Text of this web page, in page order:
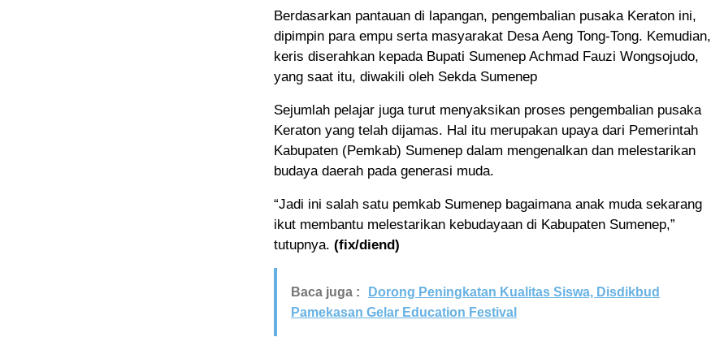
Berdasarkan pantauan di lapangan, pengembalian pusaka Keraton ini,
dipimpin para empu serta masyarakat Desa Aeng Tong-Tong. Kemudian,
keris diserahkan kepada Bupati Sumenep Achmad Fauzi Wongsojudo,
yang saat itu, diwakili oleh Sekda Sumenep
Sejumlah pelajar juga turut menyaksikan proses pengembalian pusaka
Keraton yang telah dijamas. Hal itu merupakan upaya dari Pemerintah
Kabupaten (Pemkab) Sumenep dalam mengenalkan dan melestarikan
budaya daerah pada generasi muda.
“Jadi ini salah satu pemkab Sumenep bagaimana anak muda sekarang
ikut membantu melestarikan kebudayaan di Kabupaten Sumenep,”
tutupnya. (fix/diend)
Baca juga :
Dorong Peningkatan Kualitas Siswa, Disdikbud
Pamekasan Gelar Education Festival